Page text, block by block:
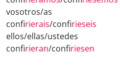
vosotros/as
confirierais/confirieseis
ellos/ellas/ustedes
confirieran/confiriesen